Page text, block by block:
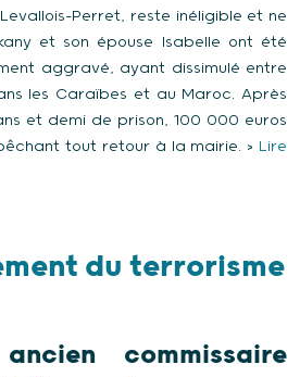
Perret, reste inéligible et ne
et son épouse Isabelle ont été
aggravé, ayant dissimulé entre
les Caraïbes et au Maroc. Après
et demi de prison, 100 000 euros
tout retour à la mairie. > Lire
du terrorisme
commissaire